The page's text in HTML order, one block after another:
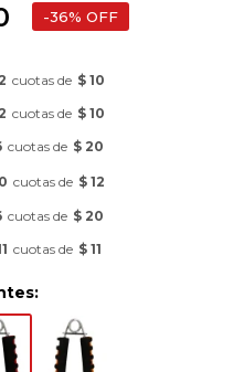
36
cuotas de $ 10
cuotas de $ 10
cuotas de $ 20
cuotas de $ 12
cuotas de $ 20
cuotas de $ 11